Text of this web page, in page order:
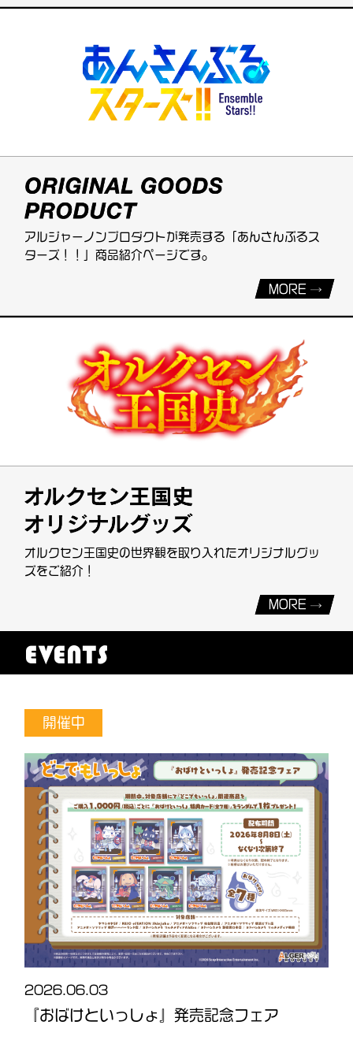
アルジャーノンプロダクトが発売する「あんさんぶるス
ターズ！！」商品紹介ページです。
MORE
オルクセン王国史の世界観を取り入れたオリジナルグッ
ズをご紹介！
MORE
EVENTS
開催中
2026.06.03
『おばけといっしょ』発売記念フェア